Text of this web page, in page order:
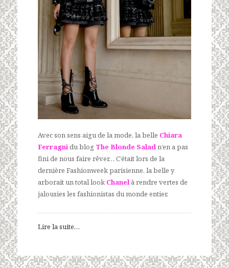
Avec son sens aigu de la mode, la belle Chiara
Ferragnidu blog The Blonde Saladn’en a pas
fini de nous faire rêver… C’était lors de la
dernière Fashionweek parisienne, la belle y
arborait un total look Chanel à rendre vertes de
jalousies les fashionistas du monde entier.
Lire la suite…